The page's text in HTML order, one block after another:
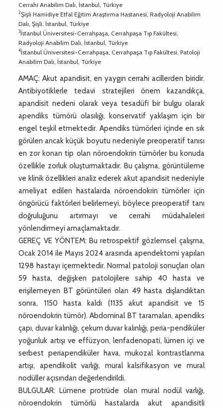
Cerrahi Anabilim Dalı, İstanbul, Türkiye
2Şişli Hamidiye Etfal Eğitim Araştırma Hastanesi, Radyoloji Anabilim
Dalı, Şişli, İstanbul, Türkiye
3İstanbul Üniversitesi-Cerrahpaşa, Cerrahpaşa Tıp Fakültesi,
Radyoloji Anabilim Dalı, İstanbul, Türkiye
4İstanbul Üniversitesi-Cerrahpaşa, Cerrahpaşa Tıp Fakültesi, Patoloji
Anabilim Dalı, İstanbul, Türkiye
AMAÇ: Akut apandisit, en yaygın cerrahi acillerden biridir.
Antibiyotiklerle tedavi stratejileri önem kazandıkça,
apandisit nedeni olarak veya tesadüfi bir bulgu olarak
apendiks tümörü olasılığı, konservatif yaklaşım için bir
engel teşkil etmektedir. Apendiks tümörleri içinde en sık
görülen ancak küçük boyutu nedeniyle preoperatif tanısı
en zor konan tip olan nöroendokrin tümörler bu konuda
özellikle zorluk oluşturmaktadır. Bu çalışma, görüntüleme
ve klinik özellikleri analiz ederek akut apandisit nedeniyle
ameliyat edilen hastalarda nöroendokrin tümörler için
öngörücü faktörleri belirlemeyi, böylece preoperatif tanı
doğruluğunu artırmayı ve cerrahi müdahaleleri
yönlendirmeyi amaçlamaktadır.
GEREÇ VE YÖNTEM: Bu retrospektif gözlemsel çalışma,
Ocak 2014 ile Mayıs 2024 arasında apendektomi yapılan
1298 hastayı içermektedir. Normal patoloji sonuçları olan
59 hasta, değişken patolojilere sahip 40 hasta ve
erişilemeyen BT görüntüleri olan 49 hasta dışlandıktan
sonra, 1150 hasta kaldı (1135 akut apandisit ve 15
nöroendokrin tümör). Abdominal BT taramaları, apendiks
çapı, duvar kalınlığı, çekum duvar kalınlığı, peria-pendiküler
yoğunluk artışı ve effüzyon, lenfadenopati, lümen içi ve
serbest periapendiküler hava, mukozal kontrastlanma
artışı, apendikolit varlığı, mural kalsifikasyon ve mural
nodüller açısından değerlendirildi.
BULGULAR: Lümene protrüde olan mural nodül varlığı,
nöroendokrin tümörlü hastalarda akut apandisitli